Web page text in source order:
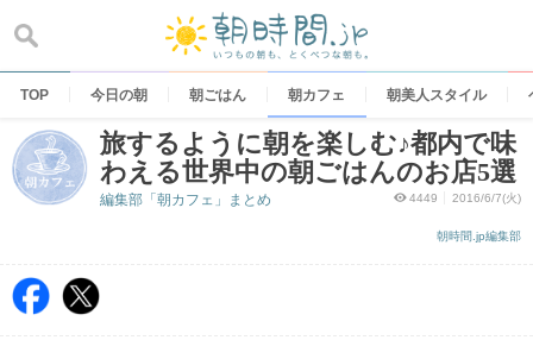
content
TOP 今日の朝 朝ごはん 朝カフェ 朝美人スタイル
旅するように朝を楽しむ♪都内で味
わえる世界中の朝ごはんのお店5選
4449 2016/6/7(火)
朝時間.jp編集部
編集部「朝カフェ」まとめ